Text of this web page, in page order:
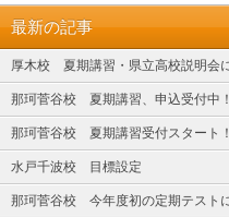
最新の記事
厚木校 夏期講習・県立高校説明会
那珂菅谷校 夏期講習、申込受付中
那珂菅谷校 夏期講習受付スタート
水戸千波校 目標設定
那珂菅谷校 今年度初の定期テスト